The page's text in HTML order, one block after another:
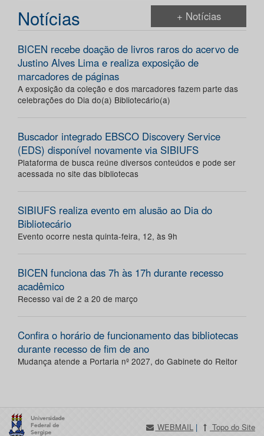
Notícias + Notícias
BICEN recebe doação de livros raros do acervo de
Justino Alves Lima e realiza exposição de
marcadores de páginas
A exposição da coleção e dos marcadores fazem parte das
celebrações do Dia do(a) Bibliotecário(a)
Buscador integrado EBSCO Discovery Service
(EDS) disponível novamente via SIBIUFS
Plataforma de busca reúne diversos conteúdos e pode ser
acessada no site das bibliotecas
SIBIUFS realiza evento em alusão ao Dia do
Bibliotecário
Evento ocorre nesta quinta-feira, 12, às 9h
BICEN funciona das 7h às 17h durante recesso
acadêmico
Recesso vai de 2 a 20 de março
Confira o horário de funcionamento das bibliotecas
durante recesso de fim de ano
Mudança atende a Portaria nº 2027, do Gabinete do Reitor
WEBMAIL | Topo do Site